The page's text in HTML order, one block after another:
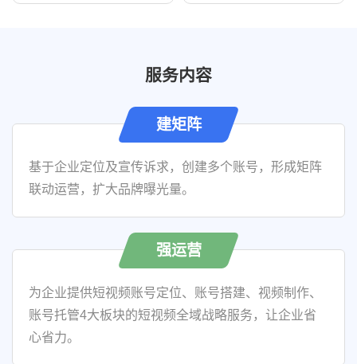
服务内容
建矩阵
基于企业定位及宣传诉求，创建多个账号，形成矩阵
联动运营，扩大品牌曝光量。
强运营
为企业提供短视频账号定位、账号搭建、视频制作、
账号托管4大板块的短视频全域战略服务，让企业省
心省力。